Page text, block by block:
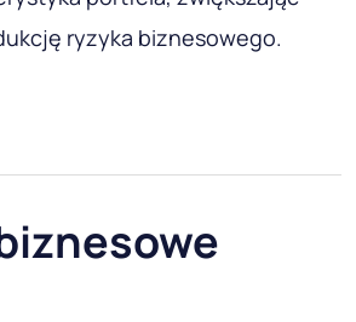
ryzyka biznesowego.